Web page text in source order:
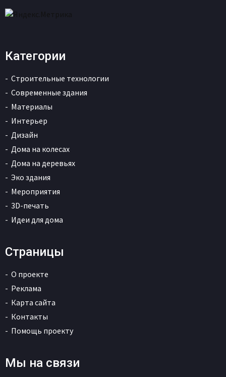
Категории
Строительные технологии
Современные здания
Материалы
Интерьер
Дизайн
Дома на колесах
Дома на деревьях
Эко здания
Мероприятия
3D-печать
Идеи для дома
Страницы
О проекте
Реклама
Карта сайта
Контакты
Помощь проекту
Мы на связи